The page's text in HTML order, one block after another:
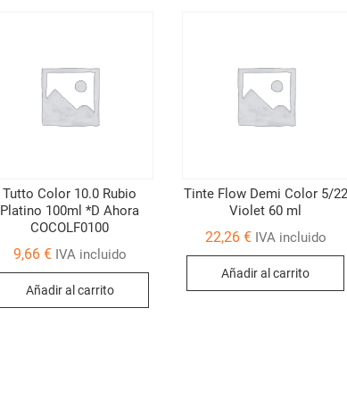
Tutto Color 10.0 Rubio
Platino 100ml *D Ahora
COCOLF0100
9,66 € IVA incluido
Añadir al carrito
Tinte Flow Demi Color 5/22
Violet 60 ml
22,26 € IVA incluido
Añadir al carrito